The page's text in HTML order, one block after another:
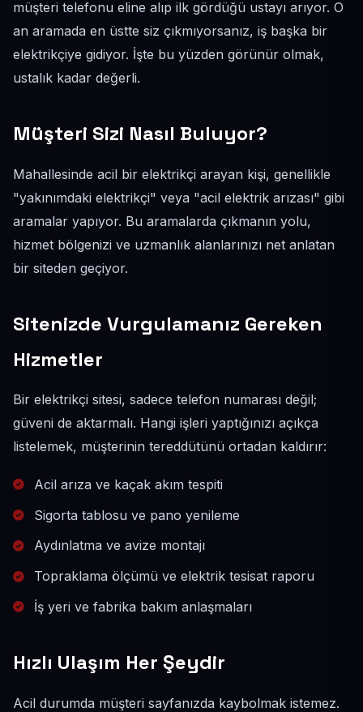
müşteri telefonu eline alıp ilk gördüğü ustayı arıyor. O
an aramada en üstte siz çıkmıyorsanız, iş başka bir
elektrikçiye gidiyor. İşte bu yüzden görünür olmak,
ustalık kadar değerli.
Müşteri Sizi Nasıl Buluyor?
Mahallesinde acil bir elektrikçi arayan kişi, genellikle
"yakınımdaki elektrikçi" veya "acil elektrik arızası" gibi
aramalar yapıyor. Bu aramalarda çıkmanın yolu,
hizmet bölgenizi ve uzmanlık alanlarınızı net anlatan
bir siteden geçiyor.
Sitenizde Vurgulamanız Gereken
Hizmetler
Bir elektrikçi sitesi, sadece telefon numarası değil;
güveni de aktarmalı. Hangi işleri yaptığınızı açıkça
listelemek, müşterinin tereddütünü ortadan kaldırır:
Acil arıza ve kaçak akım tespiti
Sigorta tablosu ve pano yenileme
Aydınlatma ve avize montajı
Topraklama ölçümü ve elektrik tesisat raporu
İş yeri ve fabrika bakım anlaşmaları
Hızlı Ulaşım Her Şeydir
Acil durumda müşteri sayfanızda kaybolmak istemez.